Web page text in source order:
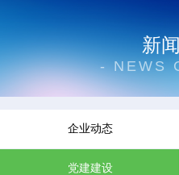
新
- NEWS
企业动态
党建建设